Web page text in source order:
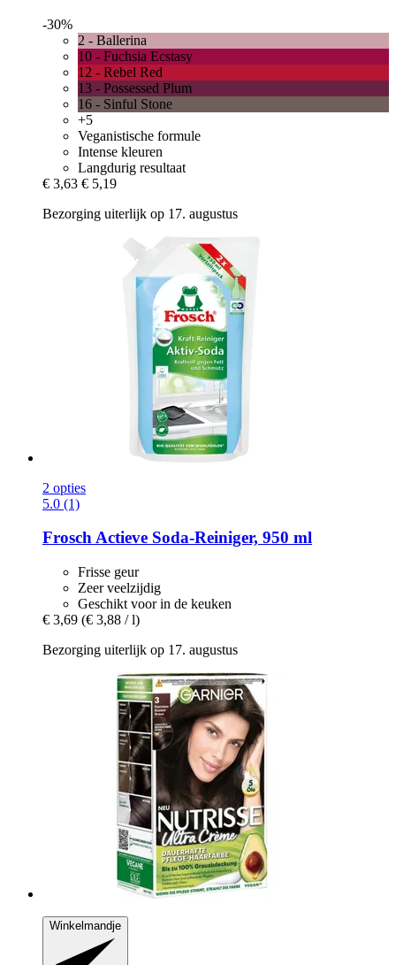
-30%
2 - Ballerina
10 - Fuchsia Ecstasy
12 - Rebel Red
13 - Possessed Plum
16 - Sinful Stone
+5
Veganistische formule
Intense kleuren
Langdurig resultaat
€ 3,63 € 5,19
Bezorging uiterlijk op 17. augustus
2 opties
5.0 (1)
FroschActieve Soda-​Reiniger, 950 ml
Frisse geur
Zeer veelzijdig
Geschikt voor in de keuken
€ 3,69 (€ 3,88 / l)
Bezorging uiterlijk op 17. augustus
Winkelmandje